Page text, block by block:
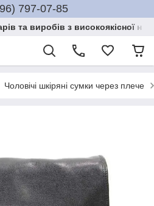
797-07-85
та виробів з високоякісної
Чоловічі шкіряні сумки через плече